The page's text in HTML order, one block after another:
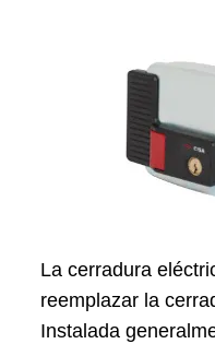
La cerradura
reemplazar la
Instalada